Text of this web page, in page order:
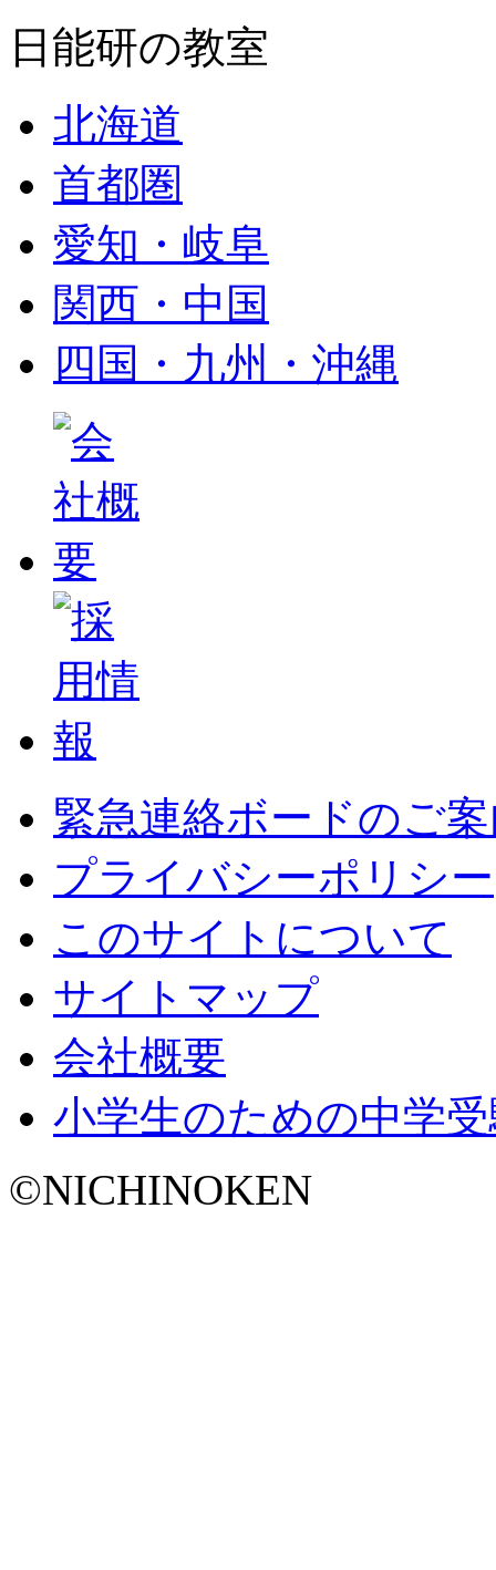
日能研の教室
北海道
首都圏
愛知・岐阜
関西・中国
四国・九州・沖縄
緊急連絡ボードのご
プライバシーポリシー
このサイトについて
サイトマップ
会社概要
小学生のための中学
©NICHINOKEN